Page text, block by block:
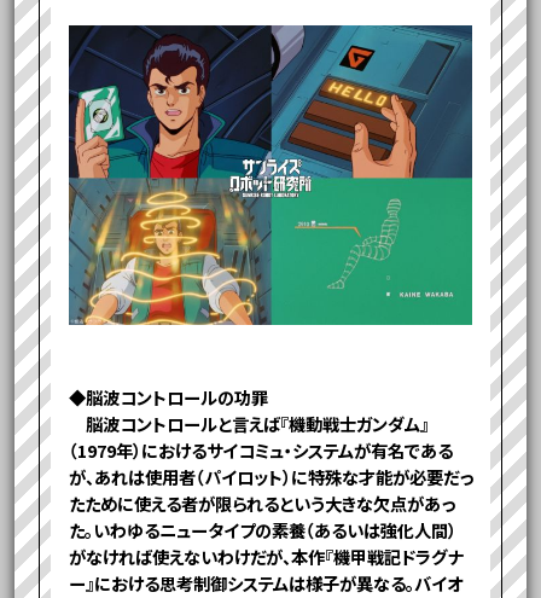
◆脳波コントロールの功罪
脳波コントロールと言えば『機動戦士ガンダム』
（1979年）におけるサイコミュ・システムが有名である
が、あれは使用者（パイロット）に特殊な才能が必要だっ
たために使える者が限られるという大きな欠点があっ
た。いわゆるニュータイプの素養（あるいは強化人間）
がなければ使えないわけだが、本作『機甲戦記ドラグナ
ー』における思考制御システムは様子が異なる。バイオ